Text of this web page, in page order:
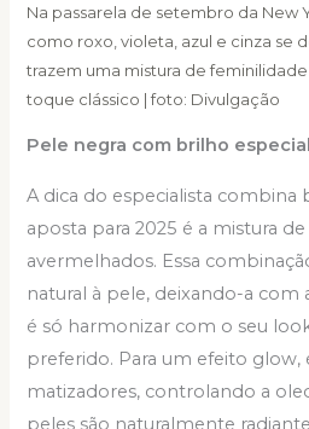
Na passarela de setembro da New
como roxo, violeta, azul e cinza se
trazem uma mistura de
toque clássico | foto: Divulgação
Pele negra com brilho especial
A dica do especialista combina
aposta para 2025 é a mistura
avermelhados. Essa
natural à pele, deixando-a com
é só harmonizar com o seu
preferido. Para um efeito
matizadores, controlando a
peles são naturalmente